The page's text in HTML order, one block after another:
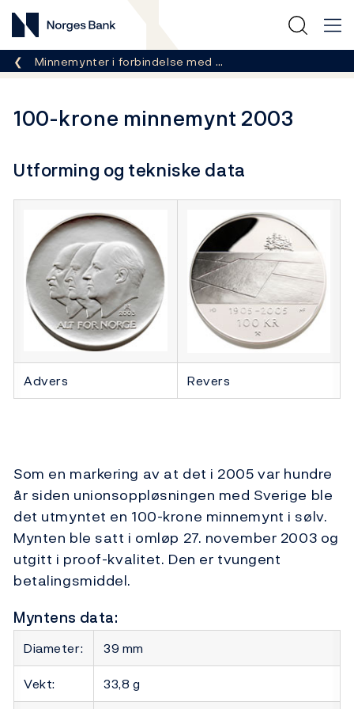
Norges Bank
Her er du nå:
Minnemynter i forbindelse med …
100-krone minnemynt 2003
Utforming og tekniske data
Advers Revers
Som en markering av at det i 2005 var hundre
år siden unionsoppløsningen med Sverige ble
det utmyntet en 100-krone minnemynt i sølv.
Mynten ble satt i omløp 27. november 2003 og
utgitt i proof-kvalitet. Den er tvungent
betalingsmiddel.
Myntens data:
Diameter:
39 mm
Vekt:
33,8 g